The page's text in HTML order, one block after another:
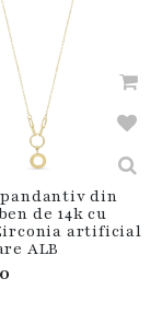
din
de 14k cu
artificial
ALB